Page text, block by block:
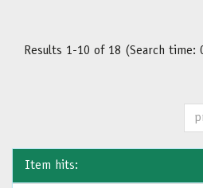
Results 1-10 of 18 (Search time:
Item hits: